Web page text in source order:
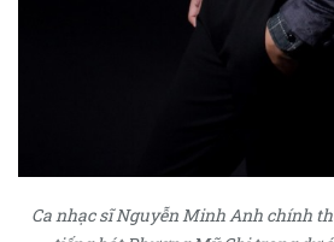
Ca nhạc sĩ Nguyễn Minh Anh chính